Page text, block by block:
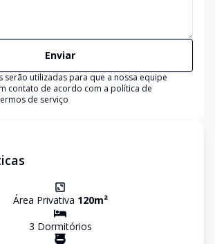
Enviar
serão utilizadas para que a nossa equipe
contato de acordo com a política de
de serviço
Área Privativa 120m²
3 Dormitórios